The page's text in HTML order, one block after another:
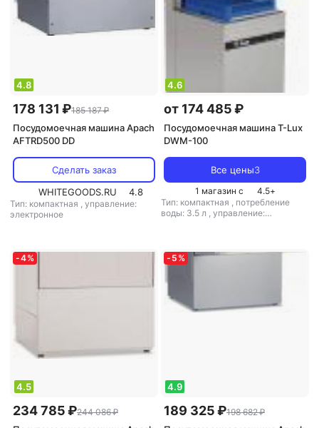
4.8
178 131 ₽185 187 ₽
Посудомоечная машина Apach
AFTRD500 DD
Сделать заказ
WHITEGOODS.RU
4.8
Тип: компактная , управление:
электронное
4.6
от 174 485 ₽
Посудомоечная машина T-Lux
DWM-100
Все цены3
1 магазин с 4.5+
Тип: компактная , потребление
воды: 3.5 л , управление:
-4%
4.5
234 785 ₽244 086 ₽
- 5 %
4.9
189 325 ₽198 682 ₽